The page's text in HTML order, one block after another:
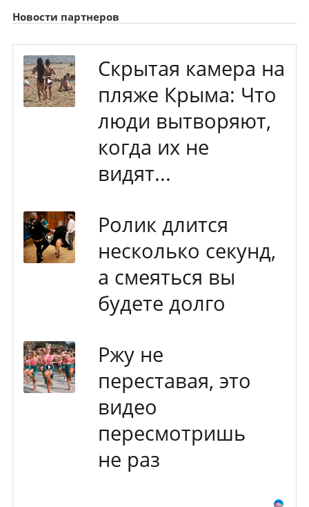
Новости партнеров
Скрытая камера на
пляже Крыма: Что
люди вытворяют,
когда их не
видят...
Ролик длится
несколько секунд,
а смеяться вы
будете долго
Ржу не
переставая, это
видео
пересмотришь
не раз